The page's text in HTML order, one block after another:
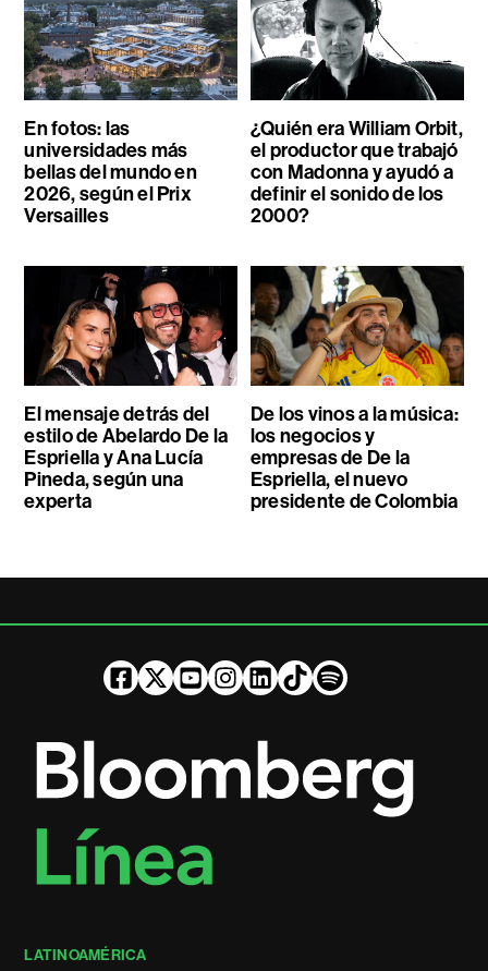
En fotos: las
universidades más
bellas del mundo en
2026, según el Prix
Versailles
¿Quién era William Orbit,
el productor que trabajó
con Madonna y ayudó a
definir el sonido de los
2000?
El mensaje detrás del
estilo de Abelardo De la
Espriella y Ana Lucía
Pineda, según una
experta
De los vinos a la música:
los negocios y
empresas de De la
Espriella, el nuevo
presidente de Colombia
LATINOAMÉRICA